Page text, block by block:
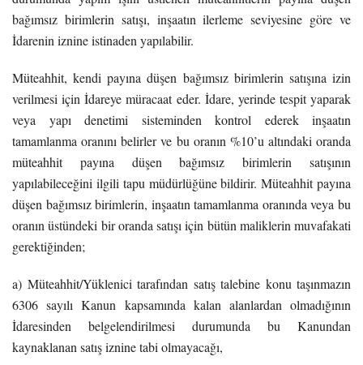
bağımsız birimlerin satışı, inşaatın ilerleme seviyesine göre ve
İdarenin iznine istinaden yapılabilir.
Müteahhit, kendi payına düşen bağımsız birimlerin satışına izin
verilmesi için İdareye müracaat eder. İdare, yerinde tespit yaparak
veya yapı denetimi sisteminden kontrol ederek inşaatın
tamamlanma oranını belirler ve bu oranın %10’u altındaki oranda
müteahhit payına düşen bağımsız birimlerin satışının
yapılabileceğini ilgili tapu müdürlüğüne bildirir. Müteahhit payına
düşen bağımsız birimlerin, inşaatın tamamlanma oranında veya bu
oranın üstündeki bir oranda satışı için bütün maliklerin muvafakati
gerektiğinden;
a) Müteahhit/Yüklenici tarafından satış talebine konu taşınmazın
6306 sayılı Kanun kapsamında kalan alanlardan olmadığının
İdaresinden belgelendirilmesi durumunda bu Kanundan
kaynaklanan satış iznine tabi olmayacağı,